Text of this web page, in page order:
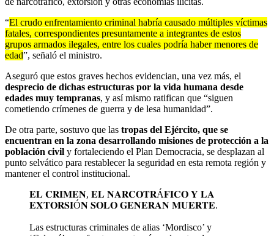
“El crudo enfrentamiento criminal habría causado múltiples víctimas
fatales, correspondientes presuntamente a integrantes de estos
grupos armados ilegales, entre los cuales podría haber menores de
edad”, señaló el ministro.
Aseguró que estos graves hechos evidencian, una vez más, el
desprecio de dichas estructuras por la vida humana desde
edades muy tempranas, y así mismo ratifican que “siguen
cometiendo crímenes de guerra y de lesa humanidad”.
De otra parte, sostuvo que las tropas del Ejército, que se
encuentran en la zona desarrollando misiones de protección a la
población civil y fortaleciendo el Plan Democracia, se desplazan al
punto selvático para restablecer la seguridad en esta remota región y
mantener el control institucional.
𝐄𝐋 𝐂𝐑𝐈𝐌𝐄𝐍, 𝐄𝐋 𝐍𝐀𝐑𝐂𝐎𝐓𝐑Á𝐅𝐈𝐂𝐎 𝐘 𝐋𝐀
𝐄𝐗𝐓𝐎𝐑𝐒𝐈Ó𝐍 𝐒𝐎𝐋𝐎 𝐆𝐄𝐍𝐄𝐑𝐀𝐍 𝐌𝐔𝐄𝐑𝐓𝐄.
Las estructuras criminales de alias ‘Mordisco’ y